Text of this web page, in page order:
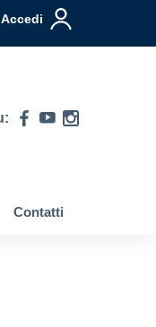
Accedi
Contatti